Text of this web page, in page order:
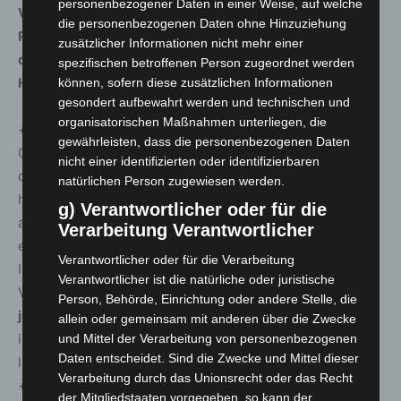
Videobotschaft an die Bürgerinnen und Bürger der
Region Hannover gewandt und fasst zusammen, was
die letzten Tage rund um die Pandemie in der Region
Hannover passiert ist: https://youtu.be/onK4FwD_S64
+ + + Die Region Hannover hat seit Auftreten der ersten
Corona-Infektion insgesamt 27.577
Menschen registriert,
die sich in der Region mit dem Coronavirus infiziert
haben. Davon sind zum heutigen Stand
24.140
als genesen aufgeführt. 639Menschen sind infolge
einer nachgewiesenen oder mutmaßlichen Corona-
Infektion in der Region verstorben; der Altersmedian der
Verstorbenen liegt bei 85 Jahren. Somit sindzum
jetzigen Zeitpunkt 2798 Menschenin der Region
infiziert. Die 7-Tages-Inzidenz pro 100.000 Einwohner
liegt für die Region Hannover tagesaktuell bei118,7. + +
+
personenbezogener Daten in einer Weise, auf welche
die personenbezogenen Daten ohne Hinzuziehung
zusätzlicher Informationen nicht mehr einer
spezifischen betroffenen Person zugeordnet werden
können, sofern diese zusätzlichen Informationen
gesondert aufbewahrt werden und technischen und
organisatorischen Maßnahmen unterliegen, die
gewährleisten, dass die personenbezogenen Daten
nicht einer identifizierten oder identifizierbaren
natürlichen Person zugewiesen werden.
g) Verantwortlicher oder für die
Verarbeitung Verantwortlicher
Verantwortlicher oder für die Verarbeitung
Verantwortlicher ist die natürliche oder juristische
Person, Behörde, Einrichtung oder andere Stelle, die
allein oder gemeinsam mit anderen über die Zwecke
und Mittel der Verarbeitung von personenbezogenen
Daten entscheidet. Sind die Zwecke und Mittel dieser
Verarbeitung durch das Unionsrecht oder das Recht
der Mitgliedstaaten vorgegeben, so kann der